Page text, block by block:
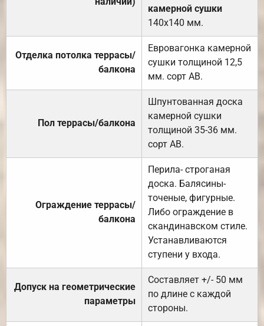
камерной сушки
140х140 мм.
Отделка потолка террасы/
балкона
Евровагонка камерной
сушки толщиной 12,5
мм. сорт АВ.
Пол террасы/балкона
Шпунтованная доска
камерной сушки
толщиной 35-36 мм.
сорт АВ.
Ограждение террасы/
балкона
Перила- строганая
доска. Балясины-
точеные, фигурные.
Либо ограждение в
скандинавском стиле.
Устанавливаются
ступени у входа.
Допуск на геометрические
параметры
Составляет +/- 50 мм
по длине с каждой
стороны.